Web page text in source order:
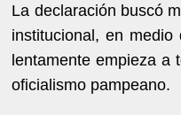
La declaración buscó
institucional, en
lentamente empieza a
oficialismo pampeano.